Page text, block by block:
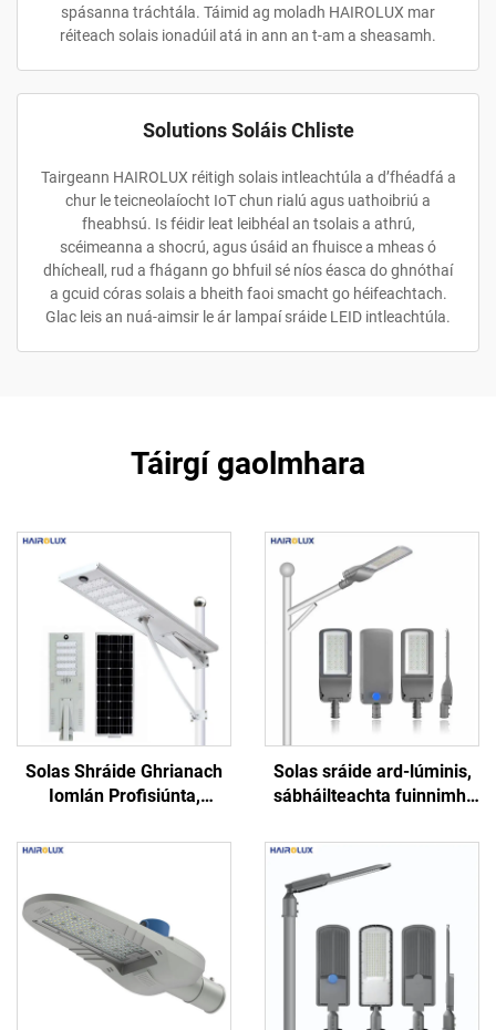
spásanna tráchtála. Táimid ag moladh HAIROLUX mar
réiteach solais ionadúil atá in ann an t-am a sheasamh.
Solutions Soláis Chliste
Tairgeann HAIROLUX réitigh solais intleachtúla a d’fhéadfá a
chur le teicneolaíocht IoT chun rialú agus uathoibriú a
fheabhsú. Is féidir leat leibhéal an tsolais a athrú,
scéimeanna a shocrú, agus úsáid an fhuisce a mheas ó
dhícheall, rud a fhágann go bhfuil sé níos éasca do ghnóthaí
a gcuid córas solais a bheith faoi smacht go héifeachtach.
Glac leis an nuá-aimsir le ár lampaí sráide LEID intleachtúla.
Táirgí gaolmhara
Solas Shráide Ghrianach
Iomlán Profisiúnta,
Silicium Monocristeal, ar
Solas sráide ard-lúminis,
sábháilteachta fuinnimh,
sráide LED soiléir